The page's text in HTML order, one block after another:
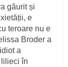
găurit și
e
teroare nu e
Broder a
a
în